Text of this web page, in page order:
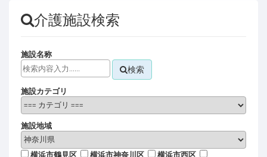
介護施設検索
施設名称
検索
施設カテゴリ
施設地域
横浜市鶴見区 横浜市神奈川区
横浜市西区